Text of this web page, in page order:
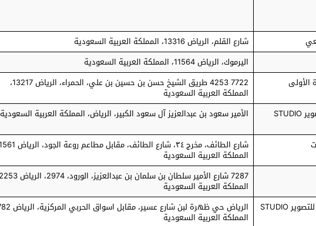
شارع القلم، الرياض 13316، المملكة العربية السعودية
اليرموك، الرياض 11564، المملكة العربية السعودية
الأولى
7722 4253 طريق الشيخ حسن بن حسين بن علي، الحمراء، الرياض 13217،
المملكة العربية السعودية
استديو ركن لمار للتصوير STUDIO الأمير سعود بن عبدالعزيز آل سعود الكبير، الرياض، المملكة العربية السعودية
المملكة العربية السعودية
المملكة العربية السعودية
استديو فن الذكريات للتصوير STUDIO
المملكة العربية السعودية